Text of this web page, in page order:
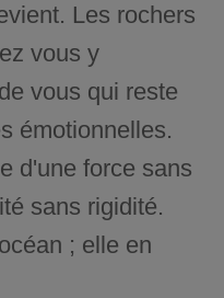
Les rochers
vous y
vous qui reste
émotionnelles.
d'une force sans
sans rigidité.
; elle en